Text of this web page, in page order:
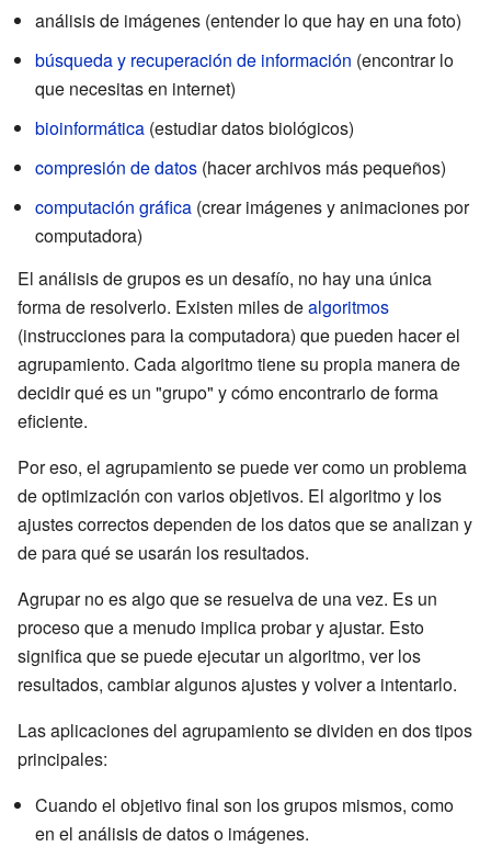
análisis de imágenes (entender lo que hay en una foto)
búsqueda y recuperación de información (encontrar lo
que necesitas en internet)
bioinformática (estudiar datos biológicos)
compresión de datos (hacer archivos más pequeños)
computación gráfica (crear imágenes y animaciones por
computadora)
El análisis de grupos es un desafío, no hay una única
forma de resolverlo. Existen miles dealgoritmos
(instrucciones para la computadora) que pueden hacer el
agrupamiento. Cada algoritmo tiene su propia manera de
decidir qué es un "grupo" y cómo encontrarlo de forma
eficiente.
Por eso, el agrupamiento se puede ver como un problema
de optimización con varios objetivos. El algoritmo y los
ajustes correctos dependen de los datos que se analizan y
de para qué se usarán los resultados.
Agrupar no es algo que se resuelva de una vez. Es un
proceso que a menudo implica probar y ajustar. Esto
significa que se puede ejecutar un algoritmo, ver los
resultados, cambiar algunos ajustes y volver a intentarlo.
Las aplicaciones del agrupamiento se dividen en dos tipos
principales:
Cuando el objetivo final son los grupos mismos, como
en el análisis de datos o imágenes.